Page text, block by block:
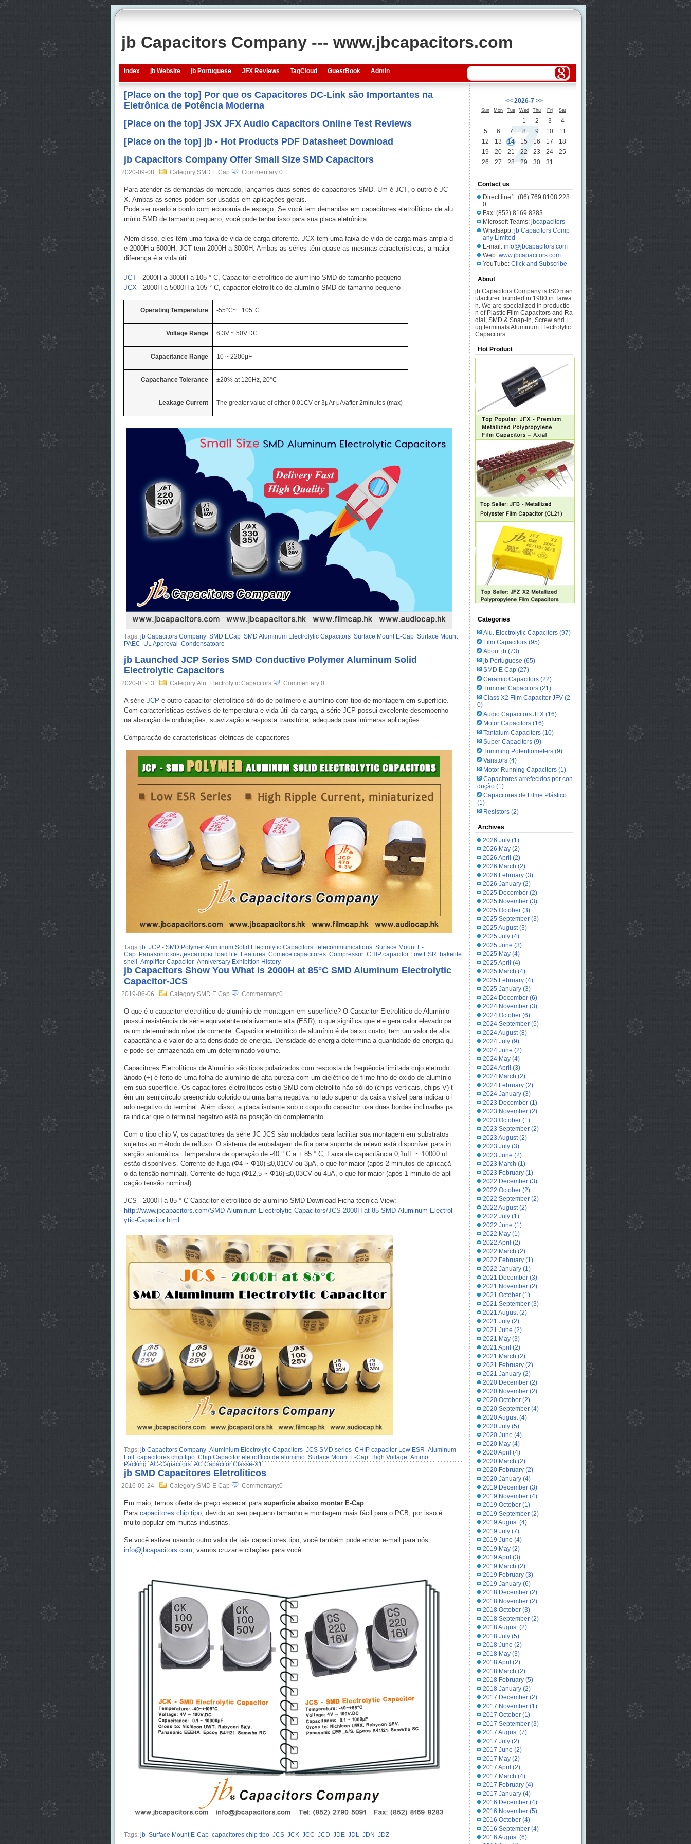
jb Capacitors Company --- www.jbcapacitors.com
Index jb Website jb Portuguese JFX Reviews TagCloud GuestBook Admin
[Place on the top] Por que os Capacitores DC-Link são Importantes na
Eletrônica de Potência Moderna
[Place on the top] JSX JFX Audio Capacitors Online Test Reviews
[Place on the top] jb - Hot Products PDF Datasheet Download
jb Capacitors Company Offer Small Size SMD Capacitors
2020-09-08 Category:SMD E Cap Commentary:0
Para atender às demandas do mercado, lançamos duas séries de capacitores SMD. Um é JCT, o outro é JC
X. Ambas as séries podem ser usadas em aplicações gerais.
Pode ser usado a bordo com economia de espaço. Se você tem demandas em capacitores eletrolíticos de alu
mínio SMD de tamanho pequeno, você pode tentar isso para sua placa eletrônica.
Além disso, eles têm uma faixa de vida de carga diferente. JCX tem uma faixa de vida de carga mais ampla d
e 2000H a 5000H. JCT tem 2000H a 3000H. Ambas as séries têm quase as mesmas características, a maior
diferença é a vida útil.
JCT- 2000H a 3000H a 105 ° C, Capacitor eletrolítico de alumínio SMD de tamanho pequeno
JCX- 2000H a 5000H a 105 ° C, capacitor eletrolítico de alumínio SMD de tamanho pequeno
Operating Temperature -55°C~ +105°C
Voltage Range 6.3V ~ 50V.DC
Capacitance Range 10 ~ 2200μF
Capacitance Tolerance ±20% at 120Hz, 20°C
Leakage Current The greater value of either 0.01CV or 3μAr μA/after 2minutes (max)
Tags: jb Capacitors Company SMD ECap SMD Aluminum Electrolytic Capacitors Surface Mount E-Cap Surface Mount
PAEC UL Approval Condensatoare
jb Launched JCP Series SMD Conductive Polymer Aluminum Solid
Electrolytic Capacitors
2020-01-13 Category:Alu. Electrolytic Capacitors Commentary:0
A série JCP é outro capacitor eletrolítico sólido de polímero e alumínio com tipo de montagem em superfície.
Com características estáveis de temperatura e vida útil da carga, a série JCP possui excelente desempenho
na absorção de ondulações, suavização e resposta transitória, adequada para inúmeras aplicações.
Comparação de características elétricas de capacitores
Tags: jb JCP - SMD Polymer Aluminum Solid Electrolytic Capacitors telecommunications Surface Mount E-
Cap
Panasonic конденсаторы load life Features Comece capacitores Compressor CHIP capacitor Low ESR bakelite
shell
Amplifier Capacitor Anniversary Exhibition History
jb Capacitors Show You What is 2000H at 85°C SMD Aluminum Electrolytic
Capacitor-JCS
2019-06-06 Category:SMD E Cap Commentary:0
O que é o capacitor eletrolítico de alumínio de montagem em superfície? O Capacitor Eletrolítico de Alumínio
possui resistência de série equivalente relativamente alta (ESR), o que significa que ele gera calor elevado pa
ra um determinado nível de corrente. Capacitor eletrolítico de alumínio é de baixo custo, tem um valor de alta
capacitância e valor de alta densidade de energia. Densidade de energia determina a quantidade de energia qu
e pode ser armazenada em um determinado volume.
Capacitores Eletrolíticos de Alumínio são tipos polarizados com resposta de freqüência limitada cujo eletrodo
ânodo (+) é feito de uma folha de alumínio de alta pureza com um dielétrico de filme fino de óxido de alumínio
em sua superfície. Os capacitores eletrolíticos estilo SMD com eletrólito não sólido (chips verticais, chips V) t
êm um semicírculo preenchido colorido ou uma barra negativa no lado superior da caixa visível para indicar o l
ado negativo do terminal. Além disso, a placa isolante sob o corpo do capacitor usa duas bordas inclinadas pa
ra indicar que o terminal negativo está na posição do complemento.
Com o tipo chip V, os capacitores da série JC JCS são moldados para facilitar sua montagem em substratos
sujeitos ao método de refluxo. O sistema de embalagem de fita para suporte de relevo está disponível para in
serção automática. Temperatura de operação de -40 ° C a + 85 ° C, Faixa de capacitância 0,1ufF ~ 10000 uF
estão disponíveis. Corrente de fuga (Φ4 ~ Φ10) ≤0,01CV ou 3μA, o que for maior (após 2 minutos de aplicaçã
o da tensão nominal). Corrente de fuga (Φ12,5 ~ Φ16) ≤0,03CV ou 4μA, o que for maior (após 1 minuto de apli
cação tensão nominal)
JCS - 2000H a 85 ° C Capacitor eletrolítico de alumínio SMD Download Ficha técnica View:
http://www.jbcapacitors.com/SMD-Aluminum-Electrolytic-Capacitors/JCS-2000H-at-85-SMD-Aluminum-Electrol
ytic-Capacitor.html
Tags: jb Capacitors Company Aluminium Electrolytic Capacitors JCS SMD series CHIP capacitor Low ESR Aluminum
Foil capacitores chip tipo Chip Capacitor eletrolítico de alumínio Surface Mount E-Cap High Voltage Ammo
Packing AC-Capacitors AC Capacitor Classe-X1
jb SMD Capacitores Eletrolíticos
2016-05-24 Category:SMD E Cap Commentary:0
Em maio, temos oferta de preço especial para superfície abaixo montar E-Cap.
Para capacitores chip tipo, devido ao seu pequeno tamanho e montagem mais fácil para o PCB, por isso é
muito popular em muitas indústrias.
Se você estiver usando outro valor de tais capacitores tipo, você também pode enviar e-mail para nós
info@jbcapacitors.com , vamos cruzar e citações para você.
Tags: jb Surface Mount E-Cap capacitores chip tipo JCS JCK JCC JCD JDE JDL JDN JDZ
<< 2026-7 >>
Sun Mon Tue Wed Thu Fri Sat
1 2 3
4
5
6 7 8 9 10
11
12
13 14 15 16 17
18
19
20 21 22 23 24
25
26
27 28 29 30 31
Contact us
Direct line1: (86) 769 8108 228
0
Fax: (852) 8169 8283
Microsoft Teams: jbcapacitors
Whatsapp: jb Capacitors Comp
any Limited
E-mail: info@jbcapacitors.com
Web: www.jbcapacitors.com
YouTube: Click and Subscribe
About
jb Capacitors Company is ISO man
ufacturer founded in 1980 in Taiwa
n. We are specialized in productio
n of Plastic Film Capacitors and Ra
dial, SMD & Snap-in, Screw and L
ug terminals Aluminum Electrolytic
Capacitors.
Hot Product
Categories
Alu. Electrolytic Capacitors(97)
Film Capacitors(95)
About jb(73)
jb Portuguese (65)
SMD E Cap(27)
Ceramic Capacitors(22)
Trimmer Capacitors(21)
Class X2 Film Capacitor JFV(2
0)
Audio Capacitors JFX(16)
Motor Capacitors (16)
Tantalum Capacitors(10)
Super Capacitors(9)
Trimming Potentiometers(9)
Varistors(4)
Motor Running Capacitors(1)
Capacitores arrefecidos por con
dução(1)
Capacitores de Filme Plástico
(1)
Resistors(2)
Archives
2026 July(1)
2026 May(2)
2026 April (2)
2026 March (2)
2026 February(3)
2026 January(2)
2025 December(2)
2025 November(3)
2025 October(3)
2025 September(3)
2025 August(3)
2025 July(4)
2025 June (3)
2025 May(4)
2025 April (4)
2025 March (4)
2025 February(4)
2025 January(3)
2024 December(6)
2024 November(3)
2024 October(6)
2024 September(5)
2024 August(8)
2024 July(9)
2024 June (2)
2024 May(4)
2024 April (3)
2024 March (2)
2024 February(2)
2024 January(3)
2023 December(1)
2023 November(2)
2023 October(1)
2023 September(2)
2023 August(2)
2023 July(3)
2023 June (2)
2023 March (1)
2023 February(1)
2022 December(3)
2022 October(2)
2022 September(2)
2022 August(2)
2022 July(1)
2022 June (1)
2022 May(1)
2022 April (2)
2022 March (2)
2022 February(1)
2022 January(1)
2021 December(3)
2021 November(2)
2021 October(1)
2021 September(3)
2021 August(2)
2021 July(2)
2021 June (2)
2021 May(3)
2021 April (2)
2021 March (2)
2021 February(2)
2021 January(2)
2020 December(2)
2020 November(2)
2020 October(2)
2020 September(4)
2020 August(4)
2020 July(5)
2020 June (4)
2020 May(4)
2020 April (4)
2020 March (2)
2020 February(2)
2020 January(4)
2019 December(3)
2019 November(4)
2019 October(1)
2019 September(2)
2019 August(4)
2019 July(7)
2019 June (4)
2019 May(2)
2019 April (3)
2019 March (2)
2019 February(3)
2019 January(6)
2018 December(2)
2018 November(2)
2018 October(3)
2018 September(2)
2018 August(2)
2018 July(5)
2018 June (2)
2018 May(3)
2018 April (2)
2018 March (2)
2018 February(5)
2018 January(2)
2017 December(2)
2017 November(1)
2017 October(1)
2017 September(3)
2017 August(7)
2017 July(2)
2017 June (2)
2017 May(2)
2017 April (2)
2017 March (4)
2017 February(4)
2017 January(4)
2016 December(4)
2016 November(5)
2016 October(4)
2016 September(4)
2016 August(6)